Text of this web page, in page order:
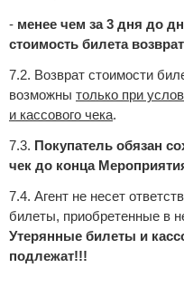
- менее чем за 3 дня до
стоимость билета
7.2. Возврат стоимости
возможны только при
и кассового чека.
7.3. Покупатель обязан
чек до конца
7.4. Агент не несет
билеты, приобретенные в
Утерянные билеты и
подлежат!!!